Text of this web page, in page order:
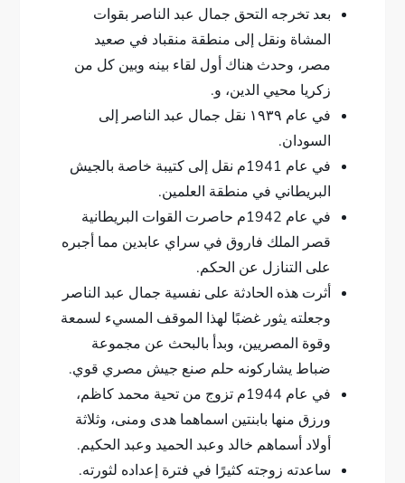
بعد تخرجه التحق جمال عبد الناصر بقوات
المشاة ونقل إلى منطقة منقباد في صعيد
مصر، وحدث هناك أول لقاء بينه وبين كل من
زكريا محيي الدين، و.
في عام ١٩٣٩ نقل جمال عبد الناصر إلى
السودان.
في عام 1941م نقل إلى كتيبة خاصة بالجيش
البريطاني في منطقة العلمين.
في عام 1942م حاصرت القوات البريطانية
قصر الملك فاروق في سراي عابدين مما أجبره
على التنازل عن الحكم.
أثرت هذه الحادثة على نفسية جمال عبد الناصر
وجعلته يثور غضبًا لهذا الموقف المسيء لسمعة
وقوة المصريين، وبدأ بالبحث عن مجموعة
ضباط يشاركونه حلم صنع جيش مصري قوي.
في عام 1944م تزوج من تحية محمد كاظم،
ورزق منها بابنتين اسماهما هدى ومنى، وثلاثة
أولاد أسماهم خالد وعبد الحميد وعبد الحكيم.
ساعدته زوجته كثيرًا في فترة إعداده لثورته.